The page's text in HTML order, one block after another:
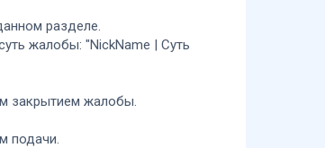
разделе.
жалобы: "NickName | Суть
закрытием жалобы.
подачи.